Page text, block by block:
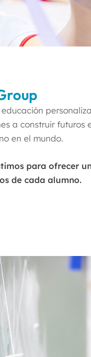
a construir futuros
en el mundo.
para ofrecer
de cada alumno.